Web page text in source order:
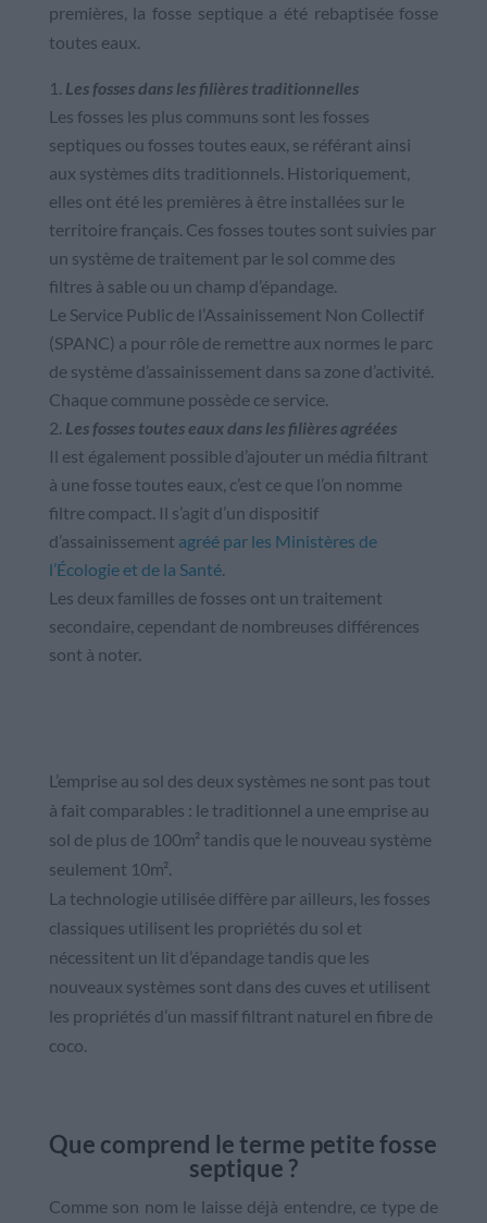
premières, la fosse septique a été rebaptisée fosse
toutes eaux.
Les fosses dans les filières traditionnelles
Les fosses les plus communs sont les fosses
septiques ou fosses toutes eaux, se référant ainsi
aux systèmes dits traditionnels. Historiquement,
elles ont été les premières à être installées sur le
territoire français. Ces fosses toutes sont suivies par
un système de traitement par le sol comme des
filtres à sable ou un champ d’épandage.
Le Service Public de l’Assainissement Non Collectif
(SPANC) a pour rôle de remettre aux normes le parc
de système d’assainissement dans sa zone d’activité.
Chaque commune possède ce service.
Les fosses toutes eaux dans les filières agréées
Il est également possible d’ajouter un média filtrant
à une fosse toutes eaux, c’est ce que l’on nomme
filtre compact. Il s’agit d’un dispositif
d’assainissement agréé par les Ministères de
l’Écologie et de la Santé.
Les deux familles de fosses ont un traitement
secondaire, cependant de nombreuses différences
sont à noter.
L’emprise au sol des deux systèmes ne sont pas tout
à fait comparables : le traditionnel a une emprise au
sol de plus de 100m² tandis que le nouveau système
seulement 10m².
La technologie utilisée diffère par ailleurs, les fosses
classiques utilisent les propriétés du sol et
nécessitent un lit d’épandage tandis que les
nouveaux systèmes sont dans des cuves et utilisent
les propriétés d’un massif filtrant naturel en fibre de
coco.
Que comprend le terme petite fosse
septique ?
Comme son nom le laisse déjà entendre, ce type de